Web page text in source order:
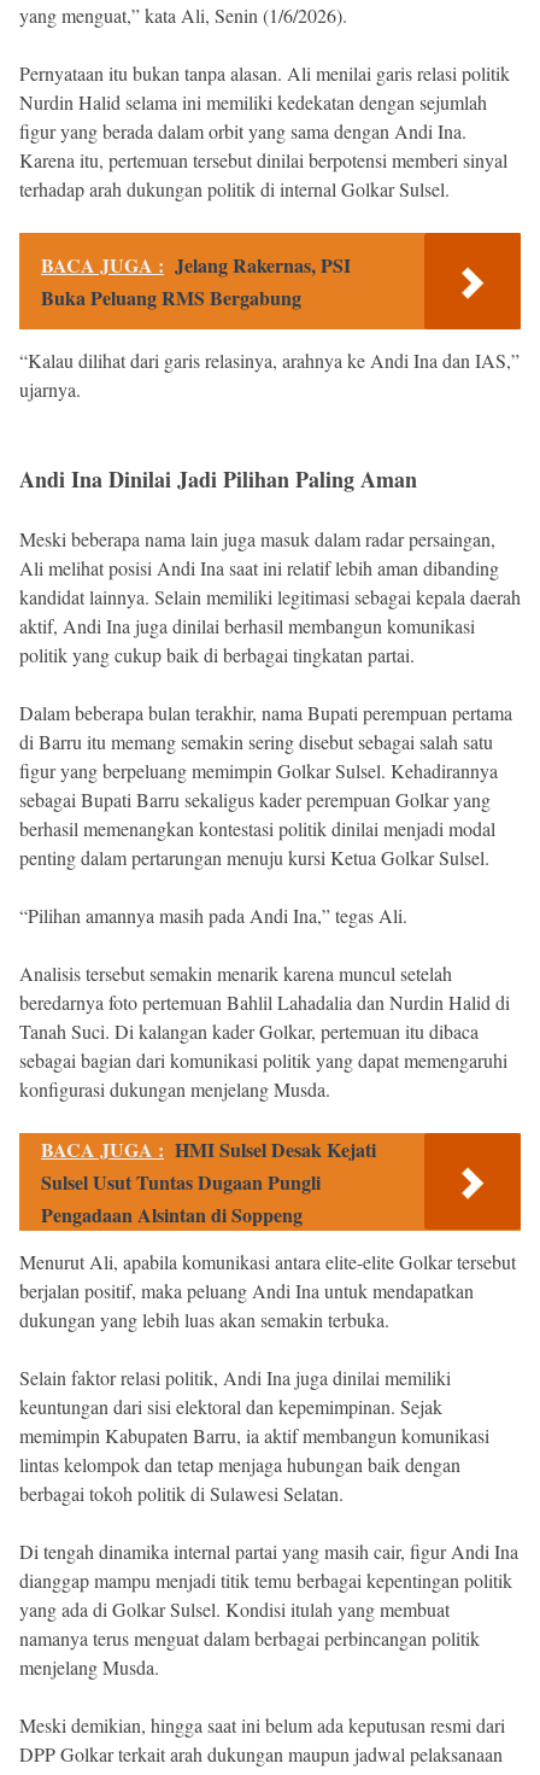
yang menguat,” kata Ali, Senin (1/6/2026).
Pernyataan itu bukan tanpa alasan. Ali menilai garis relasi politik
Nurdin Halid selama ini memiliki kedekatan dengan sejumlah
figur yang berada dalam orbit yang sama dengan Andi Ina.
Karena itu, pertemuan tersebut dinilai berpotensi memberi sinyal
terhadap arah dukungan politik di internal Golkar Sulsel.
BACA JUGA : Jelang Rakernas, PSI
Buka Peluang RMS Bergabung
“Kalau dilihat dari garis relasinya, arahnya ke Andi Ina dan IAS,”
ujarnya.
Andi Ina Dinilai Jadi Pilihan Paling Aman
Meski beberapa nama lain juga masuk dalam radar persaingan,
Ali melihat posisi Andi Ina saat ini relatif lebih aman dibanding
kandidat lainnya. Selain memiliki legitimasi sebagai kepala daerah
aktif, Andi Ina juga dinilai berhasil membangun komunikasi
politik yang cukup baik di berbagai tingkatan partai.
Dalam beberapa bulan terakhir, nama Bupati perempuan pertama
di Barru itu memang semakin sering disebut sebagai salah satu
figur yang berpeluang memimpin Golkar Sulsel. Kehadirannya
sebagai Bupati Barru sekaligus kader perempuan Golkar yang
berhasil memenangkan kontestasi politik dinilai menjadi modal
penting dalam pertarungan menuju kursi Ketua Golkar Sulsel.
“Pilihan amannya masih pada Andi Ina,” tegas Ali.
Analisis tersebut semakin menarik karena muncul setelah
beredarnya foto pertemuan Bahlil Lahadalia dan Nurdin Halid di
Tanah Suci. Di kalangan kader Golkar, pertemuan itu dibaca
sebagai bagian dari komunikasi politik yang dapat memengaruhi
konfigurasi dukungan menjelang Musda.
BACA JUGA : HMI Sulsel Desak Kejati
Sulsel Usut Tuntas Dugaan Pungli
Pengadaan Alsintan di Soppeng
Menurut Ali, apabila komunikasi antara elite-elite Golkar tersebut
berjalan positif, maka peluang Andi Ina untuk mendapatkan
dukungan yang lebih luas akan semakin terbuka.
Selain faktor relasi politik, Andi Ina juga dinilai memiliki
keuntungan dari sisi elektoral dan kepemimpinan. Sejak
memimpin Kabupaten Barru, ia aktif membangun komunikasi
lintas kelompok dan tetap menjaga hubungan baik dengan
berbagai tokoh politik di Sulawesi Selatan.
Di tengah dinamika internal partai yang masih cair, figur Andi Ina
dianggap mampu menjadi titik temu berbagai kepentingan politik
yang ada di Golkar Sulsel. Kondisi itulah yang membuat
namanya terus menguat dalam berbagai perbincangan politik
menjelang Musda.
Meski demikian, hingga saat ini belum ada keputusan resmi dari
DPP Golkar terkait arah dukungan maupun jadwal pelaksanaan